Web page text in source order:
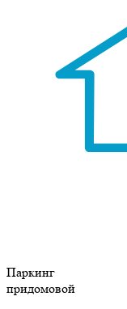
Паркинг
придомовой